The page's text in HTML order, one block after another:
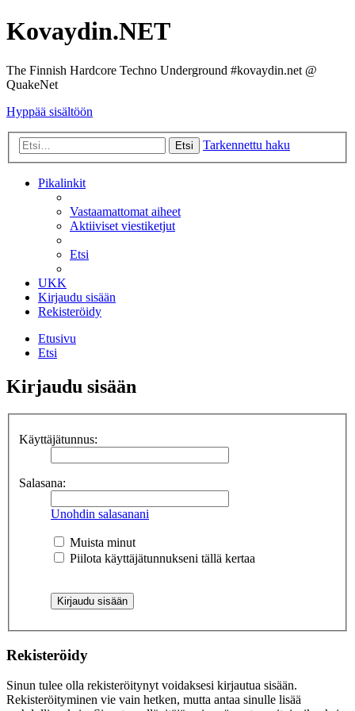
Kovaydin.NET
The Finnish Hardcore Techno Underground #kovaydin.net @
QuakeNet
Hyppää sisältöön
Etsi Tarkennettu haku
Pikalinkit
Vastaamattomat aiheet
Aktiiviset viestiketjut
Etsi
UKK
Kirjaudu sisään
Rekisteröidy
Etusivu
Etsi
Kirjaudu sisään
Käyttäjätunnus:
Salasana:
Unohdin salasanani
Muista minut
Piilota käyttäjätunnukseni tällä kertaa
Rekisteröidy
Sinun tulee olla rekisteröitynyt voidaksesi kirjautua sisään.
Rekisteröityminen vie vain hetken, mutta antaa sinulle lisää